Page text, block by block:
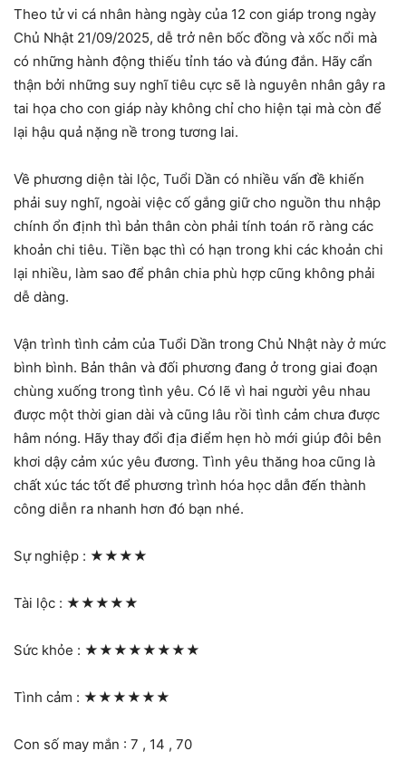
Theo tử vi cá nhân hàng ngày của 12 con giáp trong ngày
Chủ Nhật 21/09/2025, dễ trở nên bốc đồng và xốc nổi mà
có những hành động thiếu tỉnh táo và đúng đắn. Hãy cẩn
thận bởi những suy nghĩ tiêu cực sẽ là nguyên nhân gây ra
tai họa cho con giáp này không chỉ cho hiện tại mà còn để
lại hậu quả nặng nề trong tương lai.
Về phương diện tài lộc, Tuổi Dần có nhiều vấn đề khiến
phải suy nghĩ, ngoài việc cố gắng giữ cho nguồn thu nhập
chính ổn định thì bản thân còn phải tính toán rõ ràng các
khoản chi tiêu. Tiền bạc thì có hạn trong khi các khoản chi
lại nhiều, làm sao để phân chia phù hợp cũng không phải
dễ dàng.
Vận trình tình cảm của Tuổi Dần trong Chủ Nhật này ở mức
bình bình. Bản thân và đối phương đang ở trong giai đoạn
chùng xuống trong tình yêu. Có lẽ vì hai người yêu nhau
được một thời gian dài và cũng lâu rồi tình cảm chưa được
hâm nóng. Hãy thay đổi địa điểm hẹn hò mới giúp đôi bên
khơi dậy cảm xúc yêu đương. Tình yêu thăng hoa cũng là
chất xúc tác tốt để phương trình hóa học dẫn đến thành
công diễn ra nhanh hơn đó bạn nhé.
Sự nghiệp : ★★★★
Tài lộc : ★★★★★
Sức khỏe : ★★★★★★★★
Tình cảm : ★★★★★★
Con số may mắn : 7 , 14 , 70